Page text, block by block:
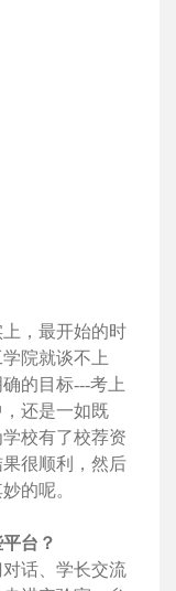
，最开始的时
院就谈不上
的目标---考上
还是一如既
校有了校荐资
很顺利，然后
的呢。
台？
话、学长交流